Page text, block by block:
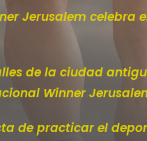
Jerusalem celebra
de la ciudad
Winner
de practicar el